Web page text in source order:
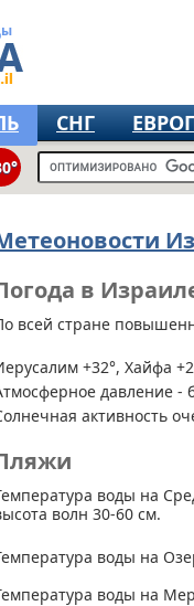
СНГ
в
всей стране
+32°, Хайфа
давление -
активность
воды на
волн 30-60 см.
воды на
воды на